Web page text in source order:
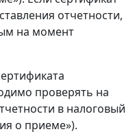
отчетности,
на момент
проверять на
в налоговый
о приеме»).